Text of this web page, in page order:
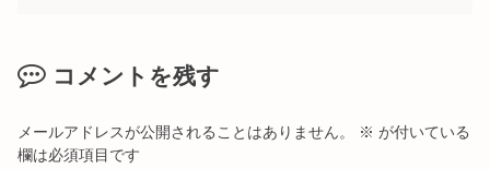
コメントを残す
メールアドレスが公開されることはありません。 ※ が付いている
欄は必須項目です